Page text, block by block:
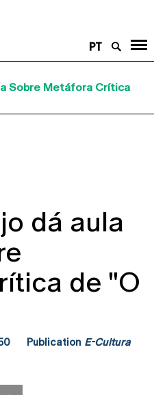
PT
Sobre Metáfora Crítica
dá aula
de "O
Publication E-Cultura